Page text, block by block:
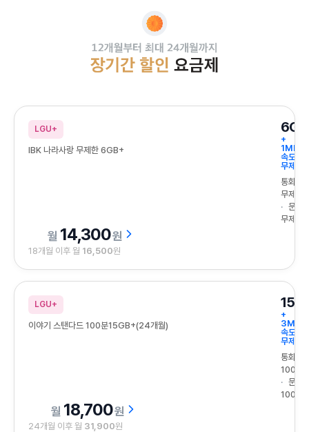
12개월부터 최대 24개월까지 장기간 할인 요금제
LGU+
IBK 나라사랑 무제한 6GB+
6GB
+
1Mbps
속도
무제한
통화
무제한
문자
무제한
14,300원
18개월 이후 월 16,500원
LGU+
이야기 스탠다드 100분15GB+(24개월)
+
속도
무제한
통화
100분
문자
100건
18,700원
24개월 이후 월 31,900원